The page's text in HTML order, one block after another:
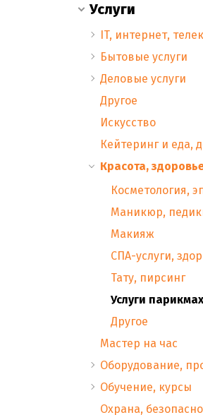
Услуги
IT, интернет,
Бытовые услуги
Деловые услуги
Другое
Искусство
Кейтеринг и еда,
Красота,
Косметология,
Маникюр,
Макияж
СПА-услуги,
Тату, пирсинг
Услуги
Другое
Мастер на час
Оборудование,
Обучение, курсы
Охрана,